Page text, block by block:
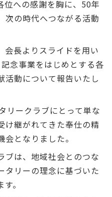
位への感謝を胸に、50年
次の時代へつながる活動
会長よりスライドを用い
念事業をはじめとする各
活動について報告いたし
リークラブにとって単な
け継がれてきた奉仕の精
となりました。
ブは、地域社会とのつな
タリーの理念に基づいた
。